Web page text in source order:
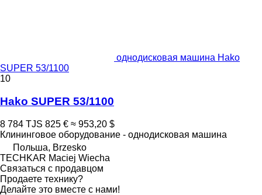
однодисковая машина Hako
SUPER 53/1100
10
Hako SUPER 53/1100
8 784 TJS 825 € ≈ 953,20 $
Клининговое оборудование - однодисковая машина
Польша, Brzesko
TECHKAR Maciej Wiecha
Связаться с продавцом
Продаете технику?
Делайте это вместе с нами!